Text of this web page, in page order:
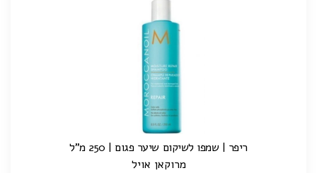
ריפר | שמפו לשיקום שיער פגום | 250 מ"ל
מרוקאן אויל